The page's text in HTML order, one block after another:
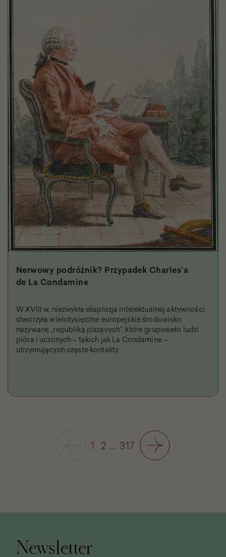
Nerwowy podróżnik? Przypadek Charles’a
de La Condamine
W XVIII w. niezwykła eksplozja intelektualnej aktywności
stworzyła wielotysięczne europejskie środowisko
nazywane „republiką piszących”, które grupowało ludzi
pióra i uczonych – takich jak La Condamine –
utrzymujących częste kontakty.
1 2 ... 317
Stopka
Newsletter